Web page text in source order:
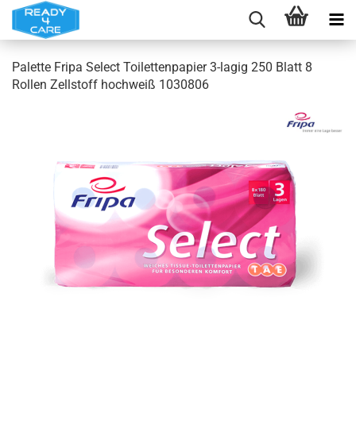
Palette Fripa Select Toilettenpapier 3-lagig 250 Blatt 8
Rollen Zellstoff hochweiß 1030806